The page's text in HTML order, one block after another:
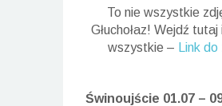
To nie wszystkie
Głuchołaz! Wejdź
wszystkie –
Link
Świnoujście 01.07 –